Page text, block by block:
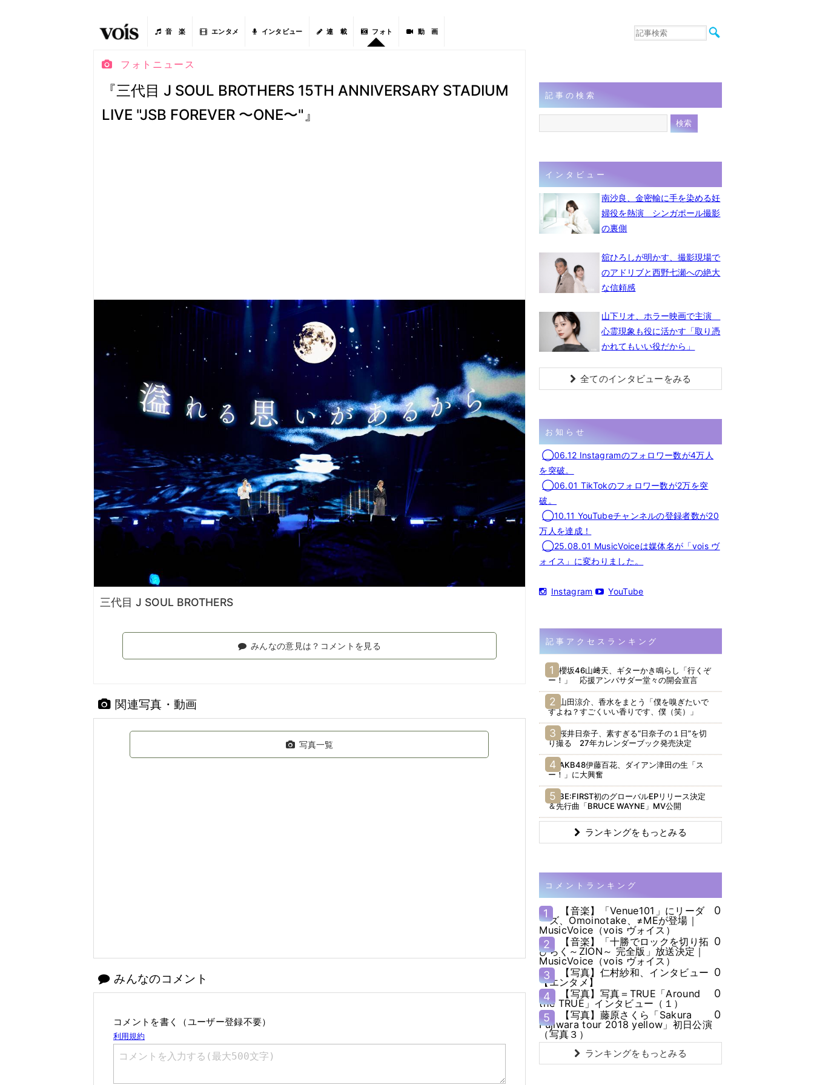
音 楽 エンタメ インタビュー 連 載 フォト 動 画
音楽
連載
フォト
フォトニュース
『三代目 J SOUL BROTHERS 15TH ANNIVERSARY STADIUM
LIVE "JSB FOREVER 〜ONE〜"』
三代目 J SOUL BROTHERS
みんなの意見は？コメントを見る
関連写真・動画
写真一覧
みんなのコメント
コメントを書く（ユーザー登録不要）
記事の検索
インタビュー
南沙良、金密輸に手を染める妊
婦役を熱演 シンガポール撮影
の裏側
舘ひろしが明かす、撮影現場で
のアドリブと西野七瀬への絶大
な信頼感
山下リオ、ホラー映画で主演
心霊現象も役に活かす「取り憑
かれてもいい役だから」
全てのインタビューをみる
お知らせ
◯06.12 Instagramのフォロワー数が4万人
を突破。
◯06.01 TikTokのフォロワー数が2万を突
破。
◯10.11 YouTubeチャンネルの登録者数が20
万人を達成！
◯25.08.01 MusicVoiceは媒体名が「vois ヴ
ォイス」に変わりました。
Instagram YouTube
記事アクセスランキング
櫻坂46山﨑天、ギターかき鳴らし「行くぞ
ー！」 応援アンバサダー堂々の開会宣言
山田涼介、香水をまとう「僕を嗅ぎたいで
すよね？すごくいい香りです、僕（笑）」
桜井日奈子、素すぎる“日奈子の１日”を切
り撮る 27年カレンダーブック発売決定
AKB48伊藤百花、ダイアン津田の生「ス
ー！」に大興奮
BE:FIRST初のグローバルEPリリース決定
＆先行曲「BRUCE WAYNE」MV公開
ランキングをもっとみる
コメントランキング
1
【音楽】「Venue101」にリーダ
ーズ、Omoinotake、≠MEが登場｜
MusicVoice（vois ヴォイス）
0
2
【音楽】「十勝でロックを切り拓
ひらく～ZION～ 完全版」放送決定｜
MusicVoice（vois ヴォイス）
0
3
【写真】仁村紗和、インタビュー
【エンタメ】
0
4
【写真】写真＝TRUE「Around
the TRUE」インタビュー（１）
0
5
【写真】藤原さくら「Sakura
Fujiwara tour 2018 yellow」初日公演
（写真３）
0
ランキングをもっとみる